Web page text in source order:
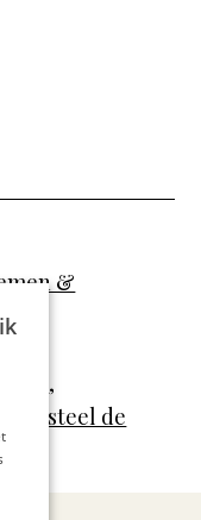
&
,
Kasteel de